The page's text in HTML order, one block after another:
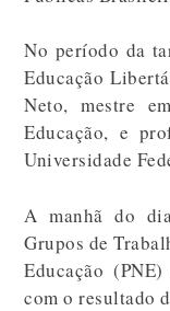
No período da
Educação
Neto, mestre
Educação, e
Universidade
A manhã do
Grupos de
Educação
com o resultado